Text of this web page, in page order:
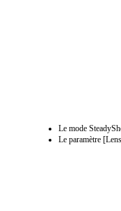
Le mode
Le paramètre